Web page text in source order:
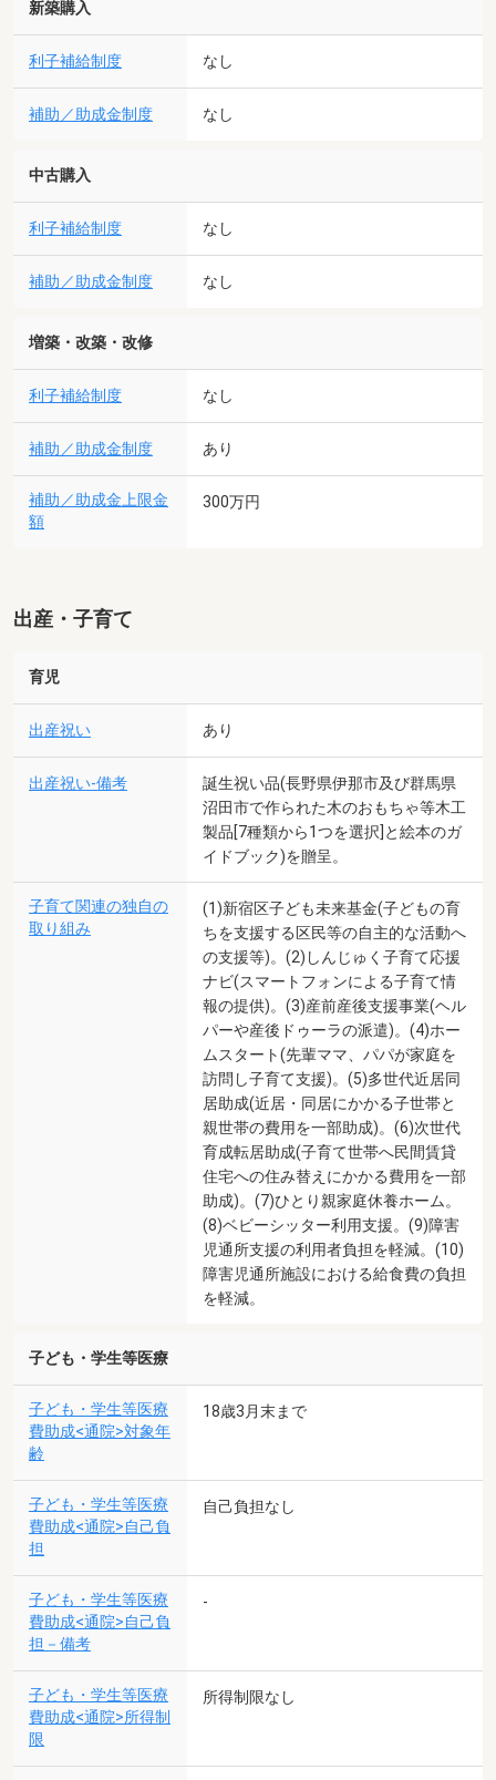
新築購入
利子補給制度 なし
補助／助成金制度 なし
中古購入
利子補給制度 なし
補助／助成金制度 なし
増築・改築・改修
利子補給制度 なし
補助／助成金制度 あり
補助／助成金上限金
額
300万円
出産・子育て
育児
出産祝い あり
出産祝い-備考
誕生祝い品(長野県伊那市及び群馬県
沼田市で作られた木のおもちゃ等木工
製品[7種類から1つを選択]と絵本のガ
イドブック)を贈呈。
子育て関連の独自の
取り組み
(1)新宿区子ども未来基金(子どもの育
ちを支援する区民等の自主的な活動へ
の支援等)。(2)しんじゅく子育て応援
ナビ(スマートフォンによる子育て情
報の提供)。(3)産前産後支援事業(ヘル
パーや産後ドゥーラの派遣)。(4)ホー
ムスタート(先輩ママ、パパが家庭を
訪問し子育て支援)。(5)多世代近居同
居助成(近居・同居にかかる子世帯と
親世帯の費用を一部助成)。(6)次世代
育成転居助成(子育て世帯へ民間賃貸
住宅への住み替えにかかる費用を一部
助成)。(7)ひとり親家庭休養ホーム。
(8)ベビーシッター利用支援。(9)障害
児通所支援の利用者負担を軽減。(10)
障害児通所施設における給食費の負担
を軽減。
子ども・学生等医療
子ども・学生等医療
費助成<通院>対象年
齢
18歳3月末まで
子ども・学生等医療
費助成<通院>自己負
担
自己負担なし
子ども・学生等医療
費助成<通院>自己負
担－備考
-
子ども・学生等医療
費助成<通院>所得制
限
所得制限なし